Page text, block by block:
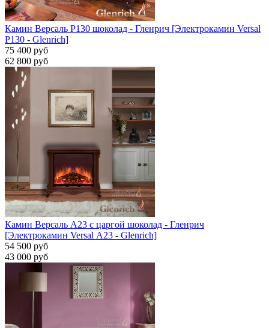
Камин Версаль P130 шоколад - Гленрич [Электрокамин Versal
P130 - Glenrich]
75 400 руб
62 800 руб
Камин Версаль A23 с царгой шоколад - Гленрич
[Электрокамин Versal А23 - Glenrich]
54 500 руб
43 000 руб